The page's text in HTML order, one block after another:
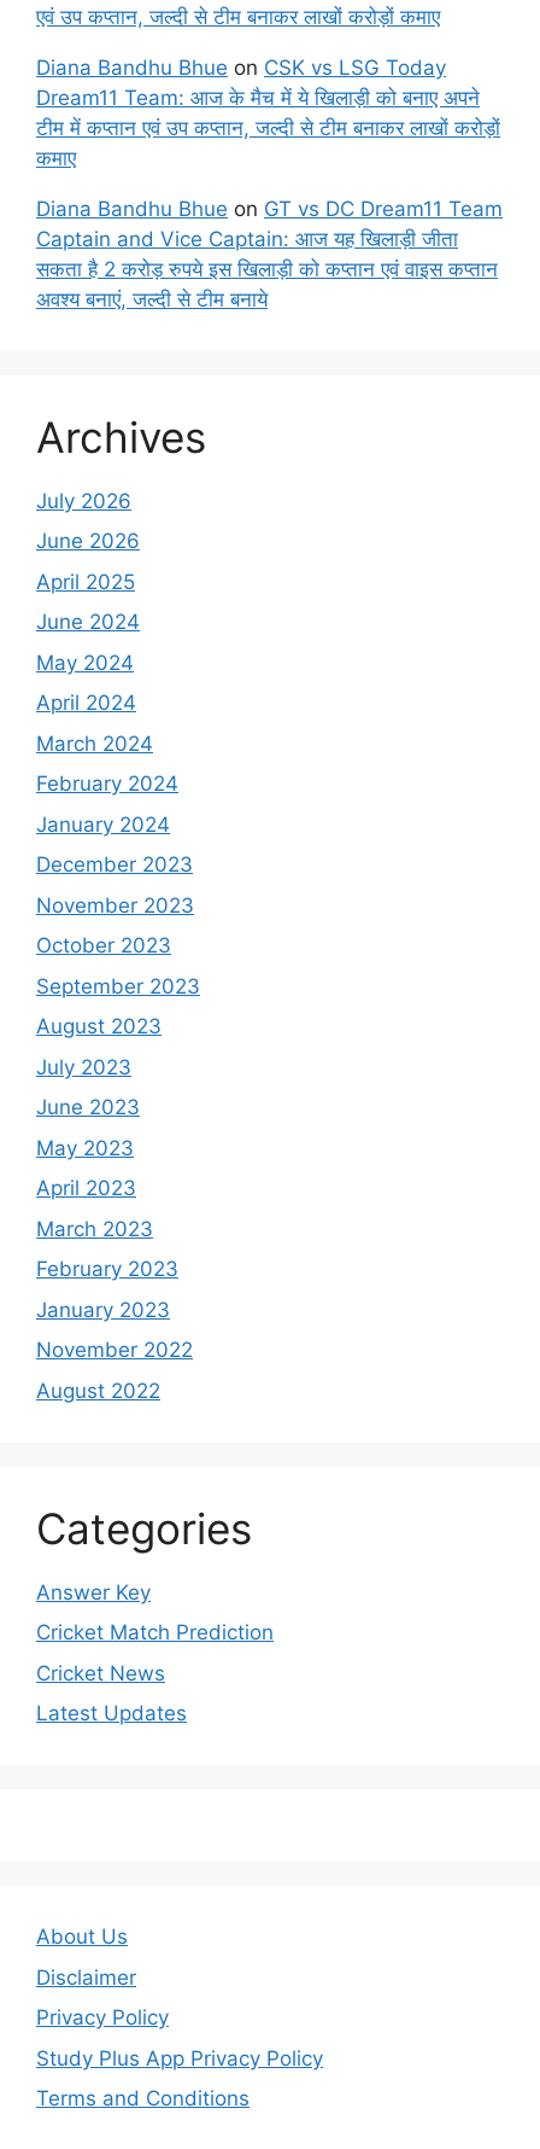
एवं उप कप्तान, जल्दी से टीम बनाकर लाखों करोड़ों कमाए
Diana Bandhu Bhue on CSK vs LSG Today
Dream11 Team: आज के मैच में ये खिलाड़ी को बनाए अपने
टीम में कप्तान एवं उप कप्तान, जल्दी से टीम बनाकर लाखों करोड़ों
कमाए
Diana Bandhu Bhue on GT vs DC Dream11 Team
Captain and Vice Captain: आज यह खिलाड़ी जीता
सकता है 2 करोड़ रुपये इस खिलाड़ी को कप्तान एवं वाइस कप्तान
अवश्य बनाएं, जल्दी से टीम बनाये
Archives
July 2026
June 2026
April 2025
June 2024
May 2024
April 2024
March 2024
February 2024
January 2024
December 2023
November 2023
October 2023
September 2023
August 2023
July 2023
June 2023
May 2023
April 2023
March 2023
February 2023
January 2023
November 2022
August 2022
Categories
Answer Key
Cricket Match Prediction
Cricket News
Latest Updates
About Us
Disclaimer
Privacy Policy
Study Plus App Privacy Policy
Terms and Conditions